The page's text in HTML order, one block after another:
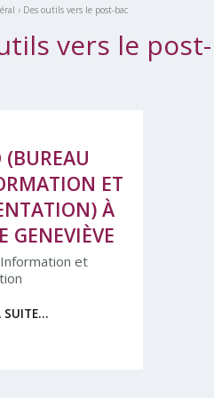
› Des outils vers le post-bac
vers le
(BUREAU
ET
À
GENEVIÈVE
et
SUITE…